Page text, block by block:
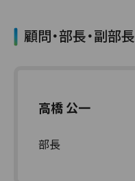
顧問・部長・副部
高橋 公一
部長